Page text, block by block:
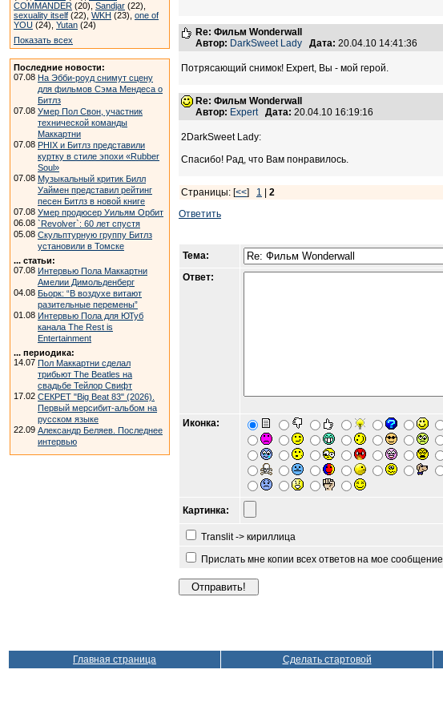
COMMANDER (20), Sandjar (22),
sexuality itself (22), WKH (23), one of
YOU (24), Yutan (24)
Показать всех
Последние новости:
07.08 На Эбби-роуд снимут сцену
для фильмов Сэма Мендеса о
Битлз
07.08 Умер Пол Свон, участник
технической команды
Маккартни
07.08 PHIX и Битлз представили
куртку в стиле эпохи «Rubber
Soul»
07.08 Музыкальный критик Билл
Уаймен представил рейтинг
песен Битлз в новой книге
07.08 Умер продюсер Уильям Орбит
06.08 `Revolver`: 60 лет спустя
05.08 Скульптурную группу Битлз
установили в Томске
... статьи:
07.08 Интервью Пола Маккартни
Амелии Димольденберг
04.08 Бьорк: “В воздухе витают
разительные перемены”
01.08 Интервью Пола для ЮТуб
канала The Rest is
Entertainment
... периодика:
14.07 Пол Маккартни сделал
трибьют The Beatles на
свадьбе Тейлор Свифт
17.02 СЕКРЕТ "Big Beat 83" (2026).
Первый мерсибит-альбом на
русском языке
22.09 Александр Беляев. Последнее
интервью
Re: Фильм Wonderwall
Автор: DarkSweet Lady Дата: 20.04.10 14:41:36
Потрясающий снимок! Expert, Вы - мой герой.
Re: Фильм Wonderwall
Автор: Expert Дата: 20.04.10 16:19:16
2DarkSweet Lady:
Спасибо! Рад, что Вам понравилось.
Страницы: [<<] 1
2
Ответить
Тема:
Ответ:
Иконка:
Картинка:
Translit -> кириллица
Прислать мне копии всех ответов на мое сообщение
Главная страница Сделать стартовой